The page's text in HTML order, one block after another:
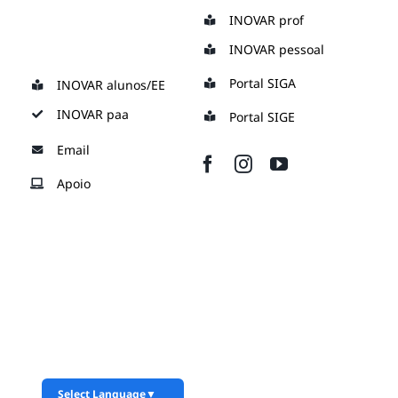
content
INOVAR prof
INOVAR pessoal
INOVAR alunos/EE
INOVAR paa
Portal SIGA
Portal SIGE
Email
Apoio
Select Language▼